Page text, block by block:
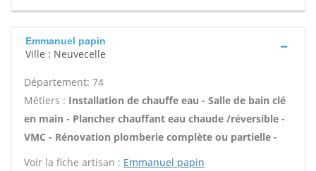
Emmanuel papin
Ville : Neuvecelle
Département: 74
Métiers : Installation de chauffe eau - Salle de bain clé
en main - Plancher chauffant eau chaude /réversible -
VMC - Rénovation plomberie complète ou partielle -
Voir la fiche artisan : Emmanuel papin